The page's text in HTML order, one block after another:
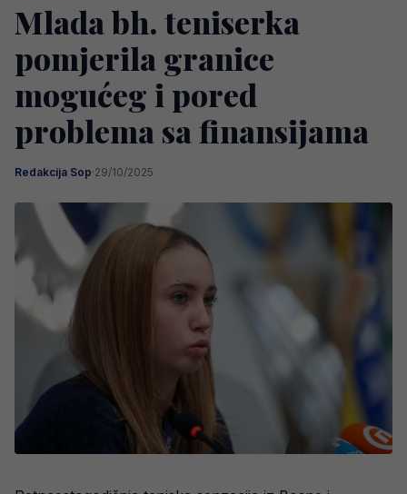
Mlada bh. teniserka
pomjerila granice
mogućeg i pored
problema sa finansijama
Redakcija Sop·29/10/2025